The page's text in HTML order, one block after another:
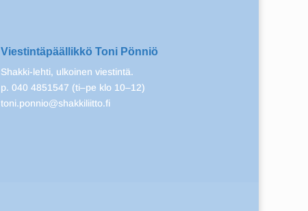
Viestintäpäällikkö Toni Pönniö
Shakki-lehti, ulkoinen viestintä.
p. 040 4851547 (ti–pe klo 10–12)
toni.ponnio@shakkiliitto.fi